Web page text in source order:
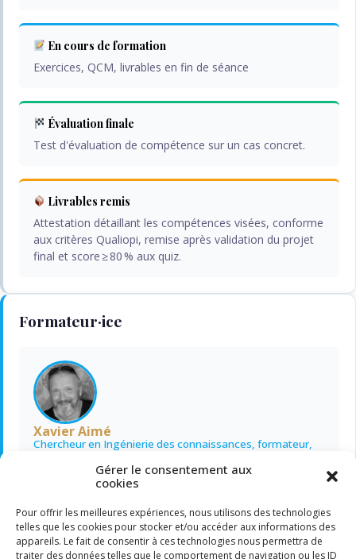
Gérer le consentement aux
cookies
Pour offrir les meilleures expériences, nous utilisons des technologies
telles que les cookies pour stocker et/ou accéder aux informations des
appareils. Le fait de consentir à ces technologies nous permettra de
traiter des données telles que le comportement de navigation ou les ID
En cours de formation
Exercices, QCM, livrables en fin de séance
Évaluation finale
Test d'évaluation de compétence sur un cas concret.
Livrables remis
Attestation détaillant les compétences visées, conforme
aux critères Qualiopi, remise après validation du projet
final et score ≥ 80 % aux quiz.
Formateur·ice
Xavier Aimé
Chercheur en Ingénierie des connaissances, formateur,
IA symbolique IA générative
Avec plus de 25 ans d'expérience en informatique, je
suis formateur et chercheur spécialisé en ingénierie des
connaissances. Mon travail se concentre sur la
modélisation des connaissances, à l'intersection de…